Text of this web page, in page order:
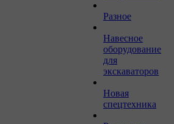
Разное
Навесное
оборудование
для
экскаваторов
Новая
спецтехника